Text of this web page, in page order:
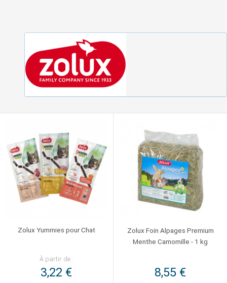
Zolux Yummies pour Chat
À partir de :
3,22 €
Zolux Foin Alpages Premium
Menthe Camomille - 1 kg
8,55 €